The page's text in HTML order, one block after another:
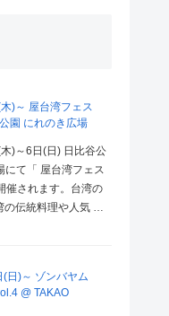
)～ 屋台湾フェス
園 にれのき広場
)～6日(日) 日比谷公
にて「 屋台湾フェス
催されます。台湾の
の伝統料理や人気 …
日)～ ゾンバヤム
@ TAKAO